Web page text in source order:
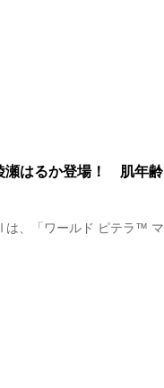
瀬はるか登場！ 肌年齢
は、「ワールド ピテラ™️ マ